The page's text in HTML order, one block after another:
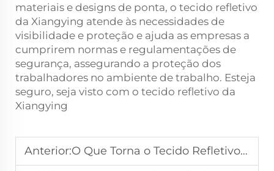
materiais e designs de ponta, o tecido refletivo
da Xiangying atende às necessidades de
visibilidade e proteção e ajuda as empresas a
cumprirem normas e regulamentações de
segurança, assegurando a proteção dos
trabalhadores no ambiente de trabalho. Esteja
seguro, seja visto com o tecido refletivo da
Xiangying
Anterior:O Que Torna o Tecido Refletivo Ideal para Roupas Esportivas ao Ar Livre?